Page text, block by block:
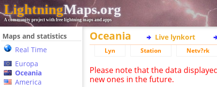
LightningMaps.org
A community project with free lightning maps and apps
Maps and statistics
Real Time
Europa
Oceania
America
Oceania Live lynkort
Lyn Station Netv?rk
Please note that the data
new ones in the future.